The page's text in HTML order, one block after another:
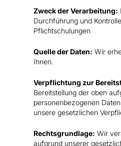
Zweck der Verarbeitung:
Durchführung und
Pflichtschulungen
Quelle der Daten: Wir
Ihnen.
Verpflichtung zur
Bereitstellung der oben
personenbezogenen
unsere gesetzlichen
Rechtsgrundlage: Wir
aufgrund unserer